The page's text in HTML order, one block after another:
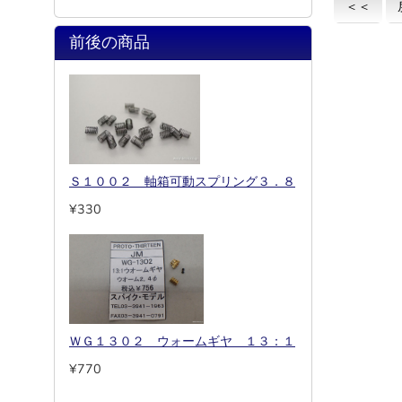
＜＜
前後の商品
Ｓ１００２ 軸箱可動スプリング３．８
¥330
ＷＧ１３０２ ウォームギヤ １３：１
¥770